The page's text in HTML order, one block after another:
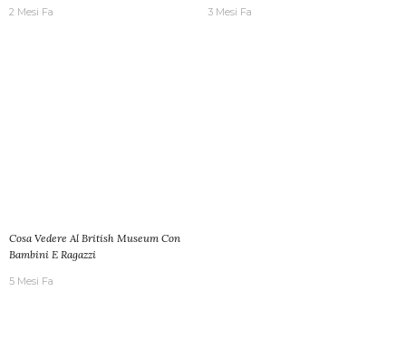
2 Mesi Fa 3 Mesi Fa
Cosa Vedere Al British Museum Con
Bambini E Ragazzi
5 Mesi Fa